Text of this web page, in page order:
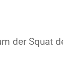
der Squat